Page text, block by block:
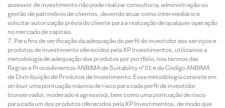
assessor de investimento não pode realizar consultoria, administração ou
gestão de patrimônio de clientes, devendo atuar como intermediário e
solicitar autorização prévia do cliente para a realização de qualquer operação
no mercado de capitais.
Para fins de verificação da adequação do perfil do investidor aos serviços e
produtos de investimento oferecidos pela XP Investimentos, utilizamos a
metodologia de adequação dos produtos por portfólio, nos termos das
Regras e Procedimentos ANBIMA de Suitability nº 01 e do Código ANBIMA
de Distribuição de Produtos de Investimento. Essa metodologia consiste em
atribuir uma pontuação máxima de risco para cada perfil de investidor
(conservador, moderado e agressivo), bem como uma pontuação de risco
para cada um dos produtos oferecidos pela XP Investimentos, de modo que